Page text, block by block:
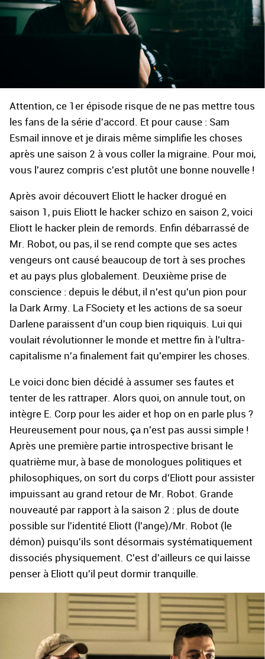
Attention, ce 1er épisode risque de ne pas mettre tous
les fans de la série d'accord. Et pour cause : Sam
Esmail innove et je dirais même simplifie les choses
après une saison 2 à vous coller la migraine. Pour moi,
vous l'aurez compris c'est plutôt une bonne nouvelle !
Après avoir découvert Eliott le hacker drogué en
saison 1, puis Eliott le hacker schizo en saison 2, voici
Eliott le hacker plein de remords. Enfin débarrassé de
Mr. Robot, ou pas, il se rend compte que ses actes
vengeurs ont causé beaucoup de tort à ses proches
et au pays plus globalement. Deuxième prise de
conscience : depuis le début, il n'est qu'un pion pour
la Dark Army. La FSociety et les actions de sa soeur
Darlene paraissent d'un coup bien riquiquis. Lui qui
voulait révolutionner le monde et mettre fin à l’ultra-
capitalisme n'a finalement fait qu'empirer les choses.
Le voici donc bien décidé à assumer ses fautes et
tenter de les rattraper. Alors quoi, on annule tout, on
intègre E. Corp pour les aider et hop on en parle plus ?
Heureusement pour nous, ça n'est pas aussi simple !
Après une première partie introspective brisant le
quatrième mur, à base de monologues politiques et
philosophiques, on sort du corps d'Eliott pour assister
impuissant au grand retour de Mr. Robot. Grande
nouveauté par rapport à la saison 2 : plus de doute
possible sur l'identité Eliott (l'ange)/Mr. Robot (le
démon) puisqu'ils sont désormais systématiquement
dissociés physiquement. C'est d'ailleurs ce qui laisse
penser à Eliott qu'il peut dormir tranquille.